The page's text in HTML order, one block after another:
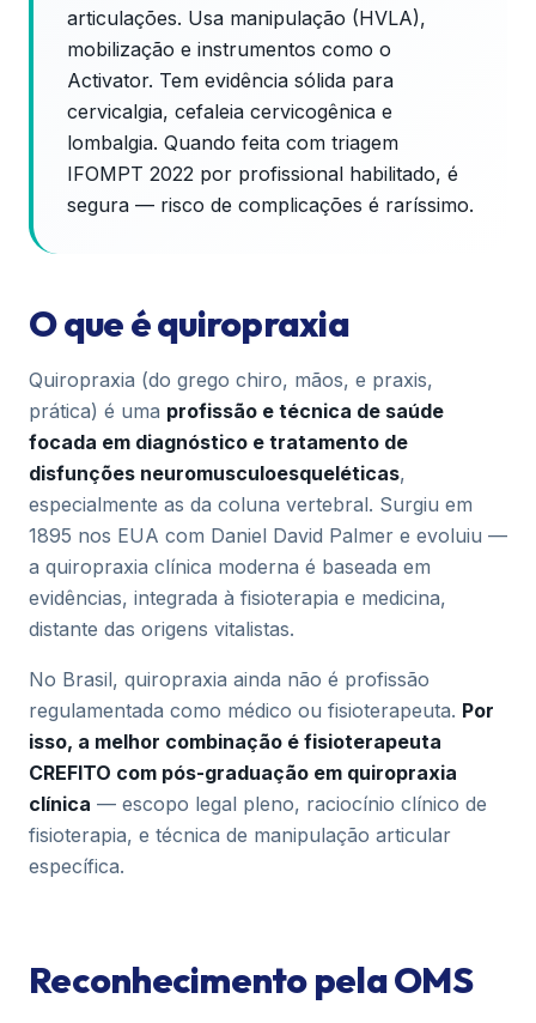
articulações. Usa manipulação (HVLA),
mobilização e instrumentos como o
Activator. Tem evidência sólida para
cervicalgia, cefaleia cervicogênica e
lombalgia. Quando feita com triagem
IFOMPT 2022 por profissional habilitado, é
segura — risco de complicações é raríssimo.
O que é quiropraxia
Quiropraxia (do grego chiro, mãos, e praxis,
prática) é uma profissão e técnica de saúde
focada em diagnóstico e tratamento de
disfunções neuromusculoesqueléticas,
especialmente as da coluna vertebral. Surgiu em
1895 nos EUA com Daniel David Palmer e evoluiu —
a quiropraxia clínica moderna é baseada em
evidências, integrada à fisioterapia e medicina,
distante das origens vitalistas.
No Brasil, quiropraxia ainda não é profissão
regulamentada como médico ou fisioterapeuta. Por
isso, a melhor combinação é fisioterapeuta
CREFITO com pós-graduação em quiropraxia
clínica — escopo legal pleno, raciocínio clínico de
fisioterapia, e técnica de manipulação articular
específica.
Reconhecimento pela OMS